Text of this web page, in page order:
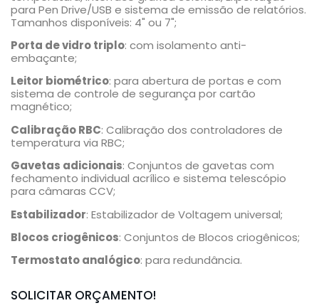
para Pen Drive/USB e sistema de emissão de relatórios.
Tamanhos disponíveis: 4" ou 7";
Porta de vidro triplo: com isolamento anti-
embaçante;
Leitor biométrico: para abertura de portas e com
sistema de controle de segurança por cartão
magnético;
Calibração RBC: Calibração dos controladores de
temperatura via RBC;
Gavetas adicionais: Conjuntos de gavetas com
fechamento individual acrílico e sistema telescópio
para câmaras CCV;
Estabilizador: Estabilizador de Voltagem universal;
Blocos criogênicos: Conjuntos de Blocos criogênicos;
Termostato analógico: para redundância.
SOLICITAR ORÇAMENTO!